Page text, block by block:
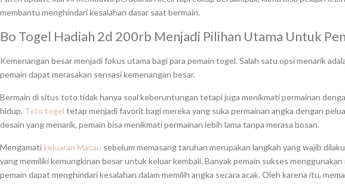
membantu menghindari kesalahan dasar saat bermain.
Bo Togel Hadiah 2d 200rb Menjadi Pilihan Utama Untuk
Kemenangan besar menjadi fokus utama bagi para pemain togel. Salah satu opsi menarik
pemain dapat merasakan sensasi kemenangan besar.
Bermain di situs toto tidak hanya soal keberuntungan tetapi juga menikmati permainan
hidup. Toto togel tetap menjadi favorit bagi mereka yang suka permainan angka dengan
desain yang menarik, pemain bisa menikmati permainan lebih lama tanpa merasa bosan.
Mengamati keluaran Macau sebelum memasang taruhan merupakan langkah yang wajib
yang memiliki kemungkinan besar untuk keluar kembali. Banyak pemain sukses
pemain dapat menghindari kesalahan dalam memilih angka secara acak. Oleh karena itu,